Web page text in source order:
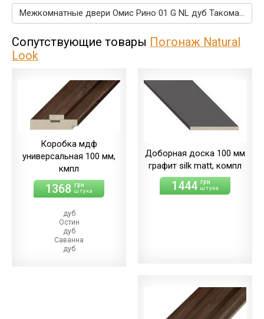
Межкомнатные двери Омис Рино 01 G NL дуб Такома →
Сопутствующие товары Погонаж Natural
Look
Коробка мдф
универсальная 100 мм,
кмпл
1368 грн
штука
дуб
Остин
дуб
Саванна
дуб
Доборная доска 100 мм
графит silk matt, компл
1444 грн
штука